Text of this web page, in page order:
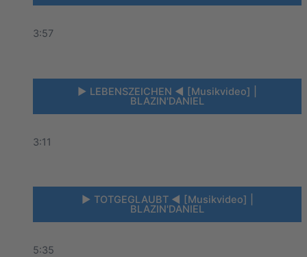
3:57
► LEBENSZEICHEN ◄ [Musikvideo] |
BLAZIN'DANIEL
3:11
► TOTGEGLAUBT ◄ [Musikvideo] |
BLAZIN'DANIEL
5:35